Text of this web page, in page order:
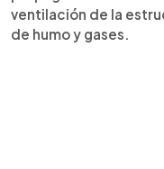
ventilación de la
de humo y gases.